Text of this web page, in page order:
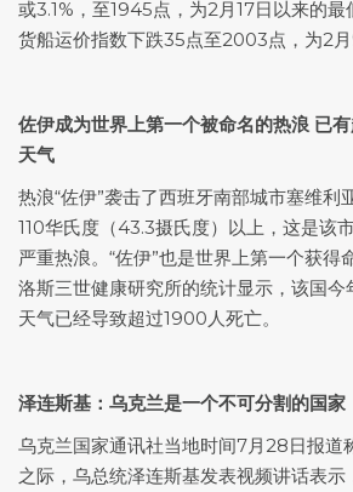
或3.1%，至1945点，为2月17日以来的
货船运价指数下跌35点至2003点，为2月
佐伊成为世界上第一个被命名的热浪 已
天气
热浪“佐伊”袭击了西班牙南部城市塞维利
110华氏度（43.3摄氏度）以上，这是该
严重热浪。“佐伊”也是世界上第一个获得
洛斯三世健康研究所的统计显示，该国
天气已经导致超过1900人死亡。
泽连斯基：乌克兰是一个不可分割的国家
乌克兰国家通讯社当地时间7月28日报道
之际，乌总统泽连斯基发表视频讲话表示